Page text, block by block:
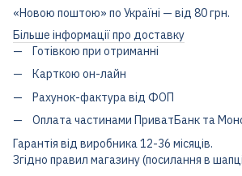
«Новою поштою» по Україні — від 80 грн.
Більше інформації про доставку
Готівкою при отриманні
Карткою он-лайн
Рахунок-фактура від ФОП
Оплата частинами ПриватБанк та
Гарантія від виробника 12-36 місяців.
Згідно правил магазину (посилання в